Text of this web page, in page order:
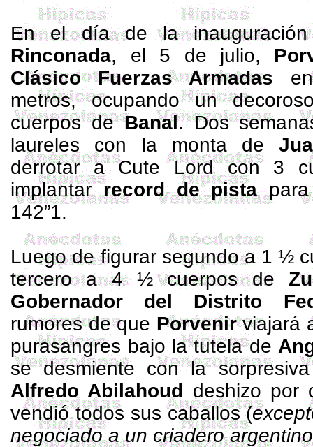
En el día de la
Rinconada, el 5 de julio,
Clásico Fuerzas Armadas
metros, ocupando un
cuerpos deBanal. Dos
laureles con la monta de
derrotar a Cute Lord con 3
implantarrecord de pista
142”1.
Luego de figurar segundo a 1 ½
tercero a 4 ½ cuerpos de
Gobernador del Distrito
rumores de que Porvenirviajará
purasangres bajo la tutela de
se desmiente con la
Alfredo Abilahoud deshizo por
vendió todos sus caballos (
negociado a un criadero argentino